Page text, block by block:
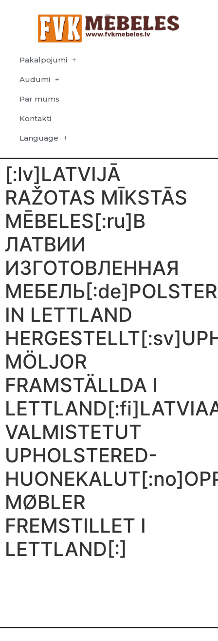
Pakalpojumi
Audumi
Par mums
Kontakti
Language
[:lv]LATVIJĀ
RAŽOTAS MĪKSTĀS
MĒBELES[:ru]В
ЛАТВИИ
ИЗГОТОВЛЕННАЯ
IN LETTLAND
MÖLJOR
FRAMSTÄLLDA I
VALMISTETUT
UPHOLSTERED-
MØBLER
FREMSTILLET I
LETTLAND[:]